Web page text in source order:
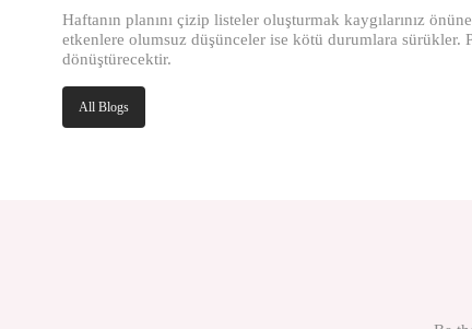
Haftanın planını çizip listeler oluşturmak kaygılarınız
etkenlere olumsuz düşünceler ise kötü durumlara sürükler.
dönüştürecektir.
All Blogs